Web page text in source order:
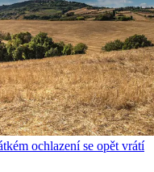
ochlazení se opět vrátí